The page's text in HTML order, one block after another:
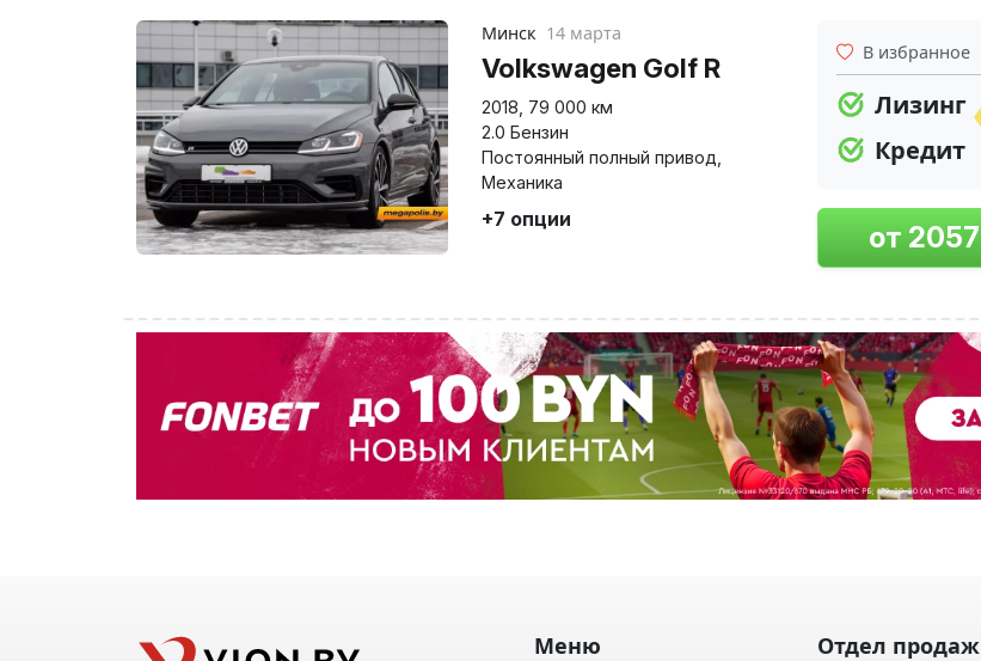
Минск 14 марта
Volkswagen Golf R
2018 79 000 км
2.0 Бензин
Постоянный полный привод
Механика
+7 опции
В избранное
Лизинг
Кредит
Меню Отдел продаж